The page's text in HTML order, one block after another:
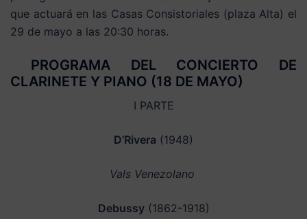
que actuará en las Casas Consistoriales (plaza Alta) el
29 de mayo a las 20:30 horas.
PROGRAMA DEL CONCIERTO DE
CLARINETE Y PIANO (18 DE MAYO)
I PARTE
D’Rivera (1948)
Vals Venezolano
Debussy(1862-1918)